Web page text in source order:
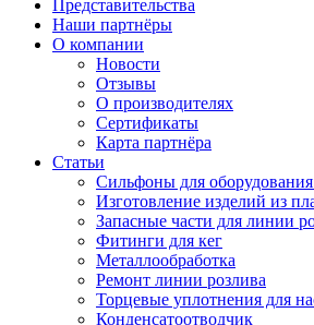
Представительства
Наши партнёры
О компании
Новости
Отзывы
О производителях
Сертификаты
Карта партнёра
Статьи
Сильфоны для
Изготовление изделий из
Запасные части для линии
Фитинги для кег
Металлообработка
Ремонт линии розлива
Торцевые уплотнения для
Конденсатоотводчик